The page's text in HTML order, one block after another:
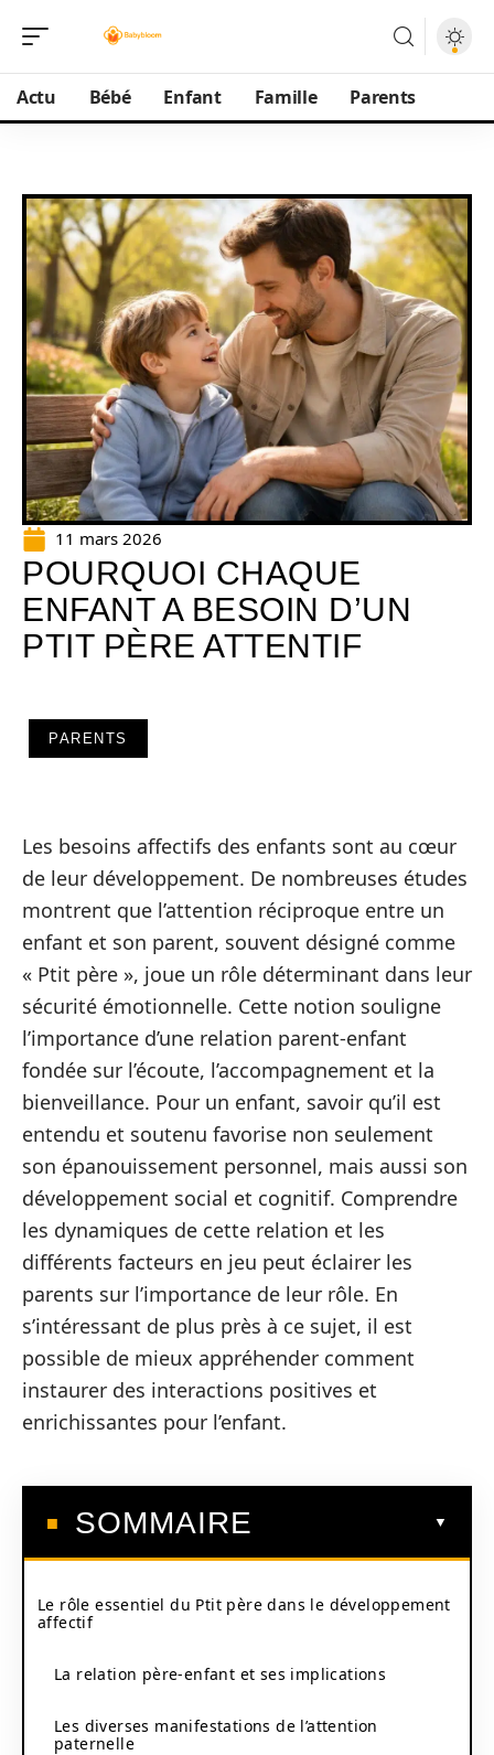
Actu Bébé Enfant Famille Parents
11 mars 2026
POURQUOI CHAQUE
ENFANT A BESOIN D’UN
PTIT PÈRE ATTENTIF
PARENTS
Les besoins affectifs des enfants sont au cœur
de leur développement. De nombreuses études
montrent que l’attention réciproque entre un
enfant et son parent, souvent désigné comme
« Ptit père », joue un rôle déterminant dans leur
sécurité émotionnelle. Cette notion souligne
l’importance d’une relation parent-enfant
fondée sur l’écoute, l’accompagnement et la
bienveillance. Pour un enfant, savoir qu’il est
entendu et soutenu favorise non seulement
son épanouissement personnel, mais aussi son
développement social et cognitif. Comprendre
les dynamiques de cette relation et les
différents facteurs en jeu peut éclairer les
parents sur l’importance de leur rôle. En
s’intéressant de plus près à ce sujet, il est
possible de mieux appréhender comment
instaurer des interactions positives et
enrichissantes pour l’enfant.
SOMMAIRE
Le rôle essentiel du Ptit père dans le développement
affectif
La relation père-enfant et ses implications
Les diverses manifestations de l’attention
paternelle